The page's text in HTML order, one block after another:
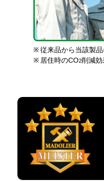
※ 従来品から当該製
※ 居住時のCO2削減効